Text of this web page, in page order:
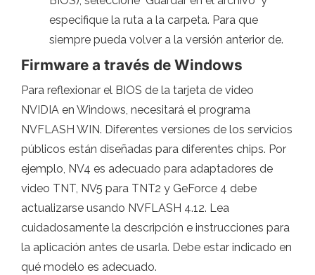
especifique la ruta a la carpeta. Para que
siempre pueda volver a la versión anterior de.
Firmware a través de Windows
Para reflexionar el BIOS de la tarjeta de video
NVIDIA en Windows, necesitará el programa
NVFLASH WIN. Diferentes versiones de los servicios
públicos están diseñadas para diferentes chips. Por
ejemplo, NV4 es adecuado para adaptadores de
video TNT, NV5 para TNT2 y GeForce 4 debe
actualizarse usando NVFLASH 4.12. Lea
cuidadosamente la descripción e instrucciones para
la aplicación antes de usarla. Debe estar indicado en
qué modelo es adecuado.